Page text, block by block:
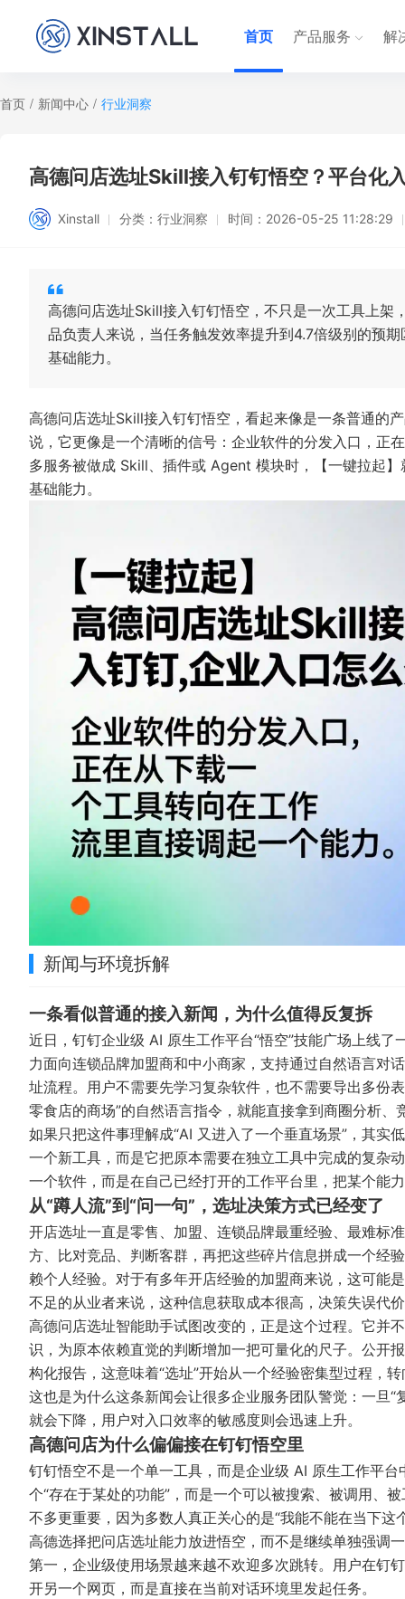
首页 产品服务 解
首页 / 新闻中心 / 行业洞察
高德问店选址Skill接入钉钉悟空？平台化
Xinstall 分类： 行业洞察 时间： 2026-05-25 11:28:29
高德问店选址Skill接入钉钉悟空，不只是一次工具上架
品负责人来说，当任务触发效率提升到4.7倍级别的预
基础能力。
高德问店选址Skill接入钉钉悟空，看起来像是一条普通的
说，它更像是一个清晰的信号：企业软件的分发入口，正
多服务被做成 Skill、插件或 Agent 模块时，【一键拉起
基础能力。
新闻与环境拆解
一条看似普通的接入新闻，为什么值得反复拆
近日，钉钉企业级 AI 原生工作平台“悟空”技能广场上线
力面向连锁品牌加盟商和中小商家，支持通过自然语言对
址流程。用户不需要先学习复杂软件，也不需要导出多份
零食店的商场”的自然语言指令，就能直接拿到商圈分析、
如果只把这件事理解成“AI 又进入了一个垂直场景”，其实
一个新工具，而是它把原本需要在独立工具中完成的复杂
一个软件，而是在自己已经打开的工作平台里，把某个能
从“蹲人流”到“问一句”，选址决策方式已经变了
开店选址一直是零售、加盟、连锁品牌最重经验、最难标
方、比对竞品、判断客群，再把这些碎片信息拼成一个经
赖个人经验。对于有多年开店经验的加盟商来说，这可能
不足的从业者来说，这种信息获取成本很高，决策失误代
高德问店选址智能助手试图改变的，正是这个过程。它并
识，为原本依赖直觉的判断增加一把可量化的尺子。公开
构化报告，这意味着“选址”开始从一个经验密集型过程，
这也是为什么这条新闻会让很多企业服务团队警觉：一旦
就会下降，用户对入口效率的敏感度则会迅速上升。
高德问店为什么偏偏接在钉钉悟空里
钉钉悟空不是一个单一工具，而是企业级 AI 原生工作平
个“存在于某处的功能”，而是一个可以被搜索、被调用、
不多更重要，因为多数人真正关心的是“我能不能在当下这
高德选择把问店选址能力放进悟空，而不是继续单独强调
第一，企业级使用场景越来越不欢迎多次跳转。用户在钉
开另一个网页，而是直接在当前对话环境里发起任务。